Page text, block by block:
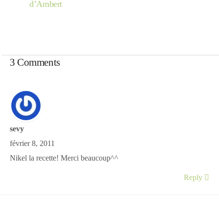
d’Ambert
3 Comments
sevy
février 8, 2011
Nikel la recette! Merci beaucoup^^
Reply